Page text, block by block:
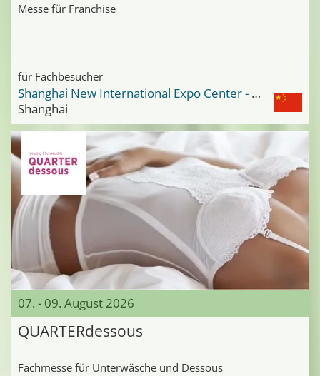
Messe für Franchise
für Fachbesucher
Shanghai New International Expo Center - SNIEC
Shanghai
07. - 09. August 2026
QUARTERdessous
Fachmesse für Unterwäsche und Dessous